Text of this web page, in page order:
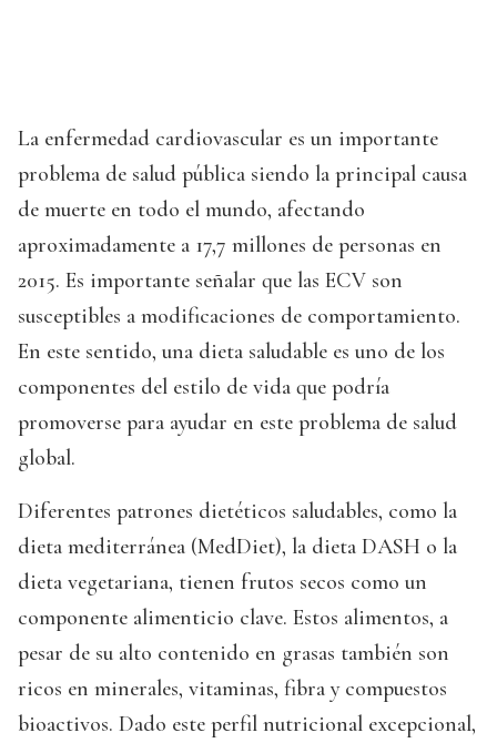
La enfermedad cardiovascular es un importante
problema de salud pública siendo la principal causa
de muerte en todo el mundo, afectando
aproximadamente a 17,7 millones de personas en
2015. Es importante señalar que las ECV son
susceptibles a modificaciones de comportamiento.
En este sentido, una dieta saludable es uno de los
componentes del estilo de vida que podría
promoverse para ayudar en este problema de salud
global.
Diferentes patrones dietéticos saludables, como la
dieta mediterránea (MedDiet), la dieta DASH o la
dieta vegetariana, tienen frutos secos como un
componente alimenticio clave. Estos alimentos, a
pesar de su alto contenido en grasas también son
ricos en minerales, vitaminas, fibra y compuestos
bioactivos. Dado este perfil nutricional excepcional,